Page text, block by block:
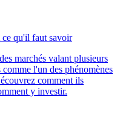
qu'il faut savoir
marchés valant plusieurs
l'un des phénomènes
comment ils
y investir.